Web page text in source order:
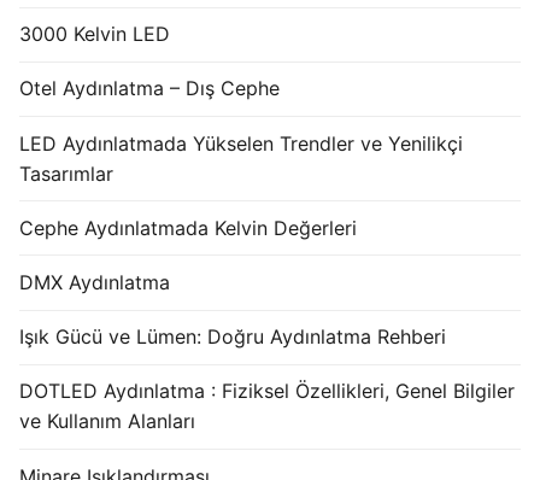
3000 Kelvin LED
Otel Aydınlatma – Dış Cephe
LED Aydınlatmada Yükselen Trendler ve Yenilikçi
Tasarımlar
Cephe Aydınlatmada Kelvin Değerleri
DMX Aydınlatma
Işık Gücü ve Lümen: Doğru Aydınlatma Rehberi
DOTLED Aydınlatma : Fiziksel Özellikleri, Genel Bilgiler
ve Kullanım Alanları